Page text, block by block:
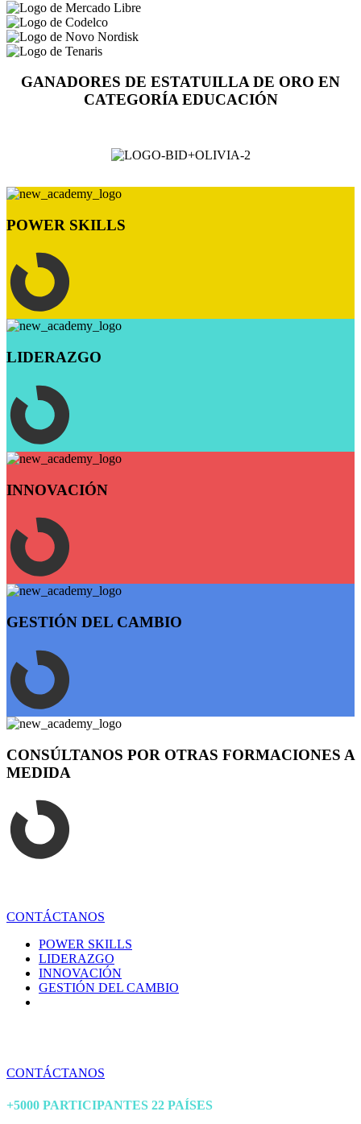
GANADORES DE ESTATUILLA DE ORO EN
CATEGORÍA EDUCACIÓN
POWER SKILLS
LIDERAZGO
INNOVACIÓN
GESTIÓN DEL CAMBIO
CONSÚLTANOS POR OTRAS FORMACIONES A
MEDIDA
CONTÁCTANOS
POWER SKILLS
LIDERAZGO
INNOVACIÓN
GESTIÓN DEL CAMBIO
CONTÁCTANOS
+5000 PARTICIPANTES 22 PAÍSES